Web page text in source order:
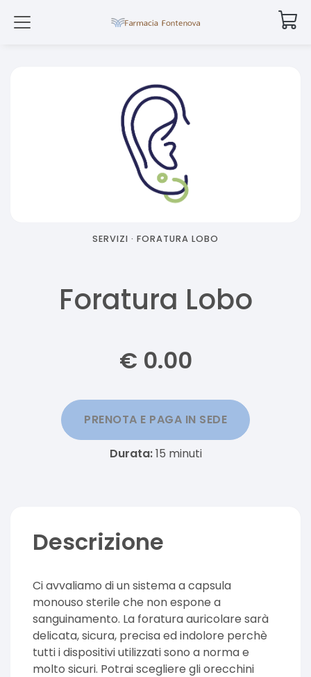
SERVIZI · FORATURA LOBO
Foratura Lobo
€ 0.00
PRENOTA E PAGA IN SEDE
Durata:15 minuti
Descrizione
Ci avvaliamo di un sistema a capsula
monouso sterile che non espone a
sanguinamento. La foratura auricolare sarà
delicata, sicura, precisa ed indolore perchè
tutti i dispositivi utilizzati sono a norma e
molto sicuri. Potrai scegliere gli orecchini